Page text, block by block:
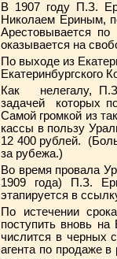
В 1907 году П.З.
Николаем Ериным,
Арестовывается
оказывается на
По выходе из
Екатеринбургского
Как нелегалу, П.З.
задачей которых
Самой громкой из
кассы в пользу
12 400 рублей.
за рубежа.)
Во время провала
1909 года) П.З.
этапируется в
По истечении
поступить вновь
числится в черных
агента по продаже